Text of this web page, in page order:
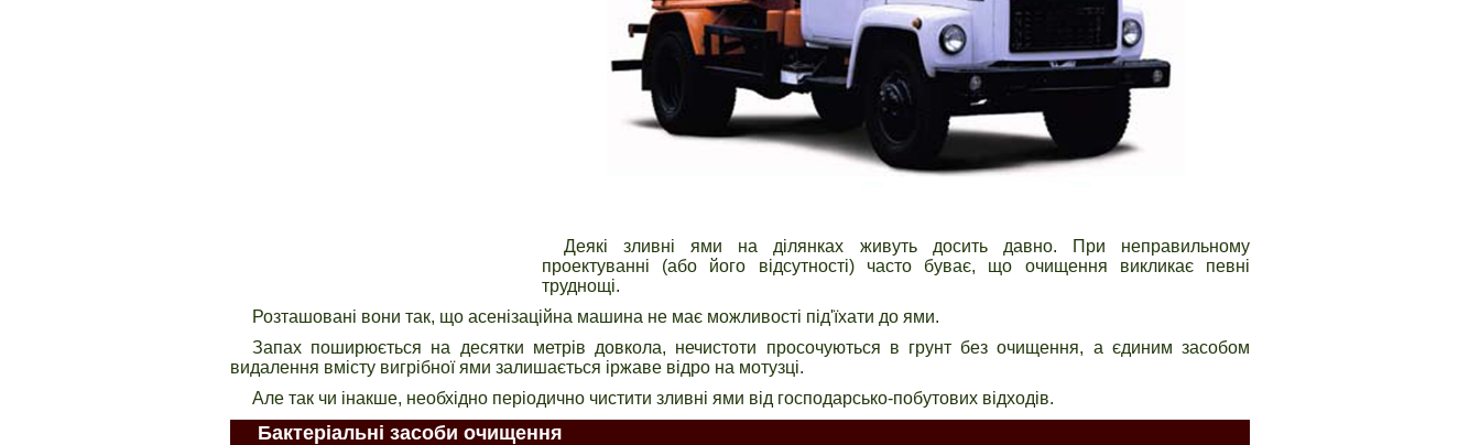
Деякі зливні ями на ділянках живуть досить давно. При неправильному
проектуванні (або його відсутності) часто буває, що очищення викликає певні
труднощі.
Розташовані вони так, що асенізаційна машина не має можливості під'їхати до ями.
Запах поширюється на десятки метрів довкола, нечистоти просочуються в грунт без очищення, а єдиним засобом
видалення вмісту вигрібної ями залишається іржаве відро на мотузці.
Але так чи інакше, необхідно періодично чистити зливні ями від господарсько-побутових відходів.
Бактеріальні засоби очищення